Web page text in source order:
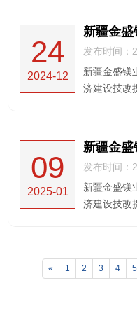
产业循环经
中频感应...
24
2024-12
发布时间：
新疆金盛镁
济建设技改
镁合金产业
（1*800t/d
09
2025-01
发布时间：
新疆金盛镁
济建设技改
业循环经济...
« 1 2 3 4 5